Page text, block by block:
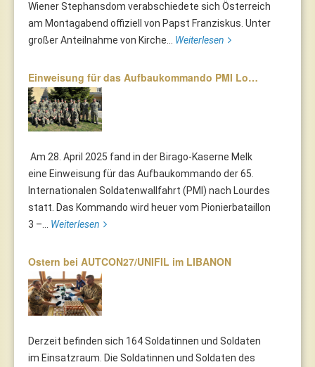
Wiener Stephansdom verabschiedete sich Österreich
am Montagabend offiziell von Papst Franziskus. Unter
großer Anteilnahme von Kirche... Weiterlesen
Einweisung für das Aufbaukommando PMI Lo…
Am 28. April 2025 fand in der Birago-Kaserne Melk
eine Einweisung für das Aufbaukommando der 65.
Internationalen Soldatenwallfahrt (PMI) nach Lourdes
statt. Das Kommando wird heuer vom Pionierbataillon
3 –... Weiterlesen
Ostern bei AUTCON27/UNIFIL im LIBANON
Derzeit befinden sich 164 Soldatinnen und Soldaten
im Einsatzraum. Die Soldatinnen und Soldaten des